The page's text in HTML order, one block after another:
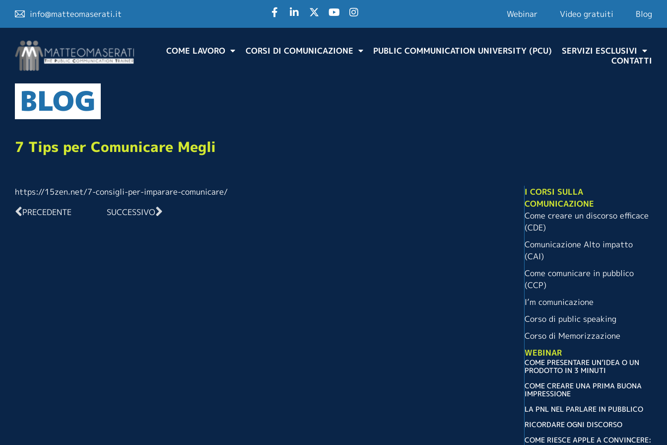
info@matteomaserati.it Webinar Video gratuiti Blog
COME LAVORO CORSI DI COMUNICAZIONE PUBLIC COMMUNICATION UNIVERSITY (PCU)
SERVIZI ESCLUSIVI
CONTATTI
BLOG
7 Tips per Comunicare Megli
https://15zen.net/7-consigli-per-imparare-comunicare/
PRECEDENTE
SUCCESSIVO
I CORSI SULLA
COMUNICAZIONE
Come creare un discorso efficace
(CDE)
Comunicazione Alto impatto
(CAI)
Come comunicare in pubblico
(CCP)
I’m comunicazione
Corso di public speaking
Corso di Memorizzazione
WEBINAR
COME PRESENTARE UN’IDEA O UN
PRODOTTO IN 3 MINUTI
COME CREARE UNA PRIMA BUONA
IMPRESSIONE
LA PNL NEL PARLARE IN PUBBLICO
RICORDARE OGNI DISCORSO
COME RIESCE APPLE A CONVINCERE: